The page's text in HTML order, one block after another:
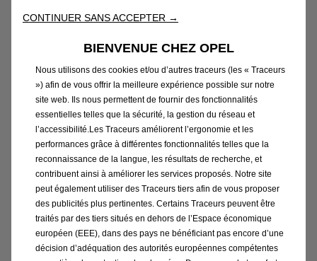
En savoir plus
Thyrsa Eertmans: « On termine la
CONTINUER SANS ACCEPTER →
BIENVENUE CHEZ OPEL
Nous utilisons des cookies et/ou d’autres traceurs (les « Traceurs
») afin de vous offrir la meilleure expérience possible sur notre
site web. Ils nous permettent de fournir des fonctionnalités
essentielles telles que la sécurité, la gestion du réseau et
l’accessibilité.Les Traceurs améliorent l’ergonomie et les
performances grâce à différentes fonctionnalités telles que la
reconnaissance de la langue, les résultats de recherche, et
contribuent ainsi à améliorer les services proposés. Notre site
peut également utiliser des Traceurs tiers afin de vous proposer
des publicités plus pertinentes. Certains Traceurs peuvent être
traités par des tiers situés en dehors de l’Espace économique
européen (EEE), dans des pays ne bénéficiant pas encore d’une
décision d’adéquation des autorités européennes compétentes